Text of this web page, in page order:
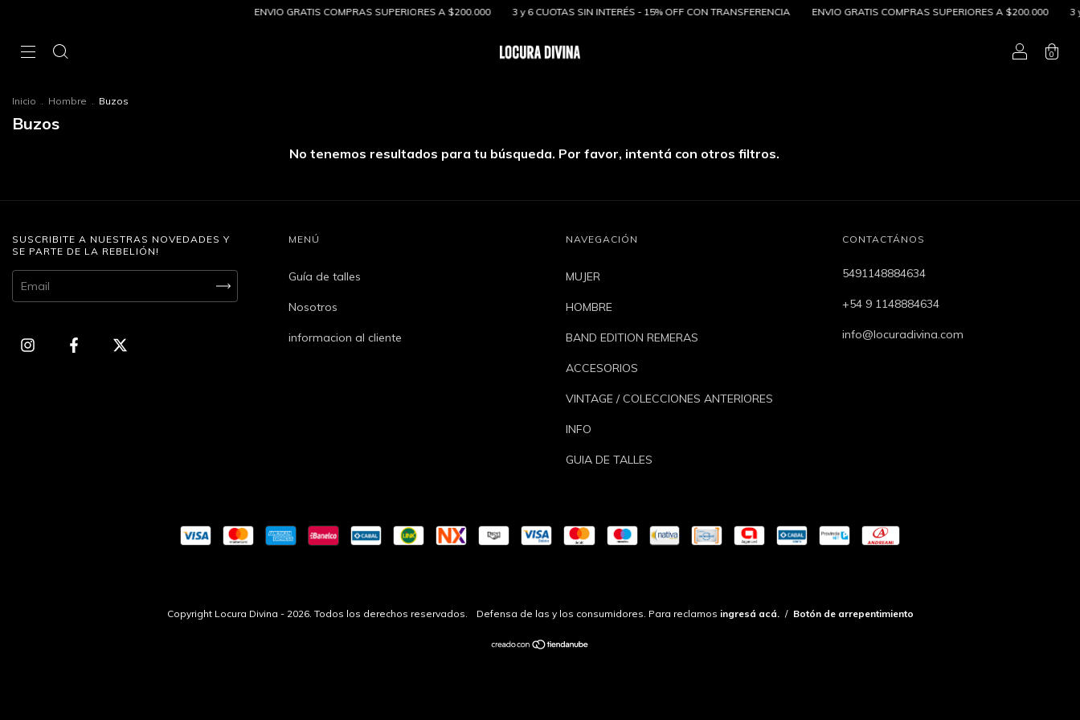
ENVIO GRATIS COMPRAS SUPERIORES A $200.000 3 y 6 CUOTAS SIN INTERÉS - 15% OFF CON TRANSFERENCIA ENVIO GRATIS COMPRAS SUPERIORES A $200.000 3 y
0
Inicio . Hombre . Buzos
Buzos
No tenemos resultados para tu búsqueda. Por favor, intentá con otros filtros.
SUSCRIBITE A NUESTRAS NOVEDADES Y
SE PARTE DE LA REBELIÓN!
MENÚ
Guía de talles
Nosotros
informacion al cliente
NAVEGACIÓN
MUJER
HOMBRE
BAND EDITION REMERAS
ACCESORIOS
VINTAGE / COLECCIONES ANTERIORES
INFO
GUIA DE TALLES
CONTACTÁNOS
5491148884634
+54 9 1148884634
info@locuradivina.com
Copyright Locura Divina - 2026. Todos los derechos reservados. Defensa de las y los consumidores. Para reclamos ingresá acá. / Botón de arrepentimiento